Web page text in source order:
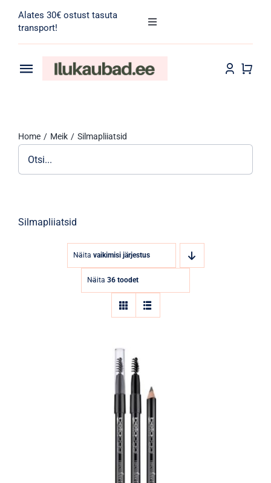
content
Alates 30€ ostust tasuta
transport!
Toggle
for:
Toggle
Näohooldus
Kehahooldus
Home Meik Silmapliiatsid
Silmapliiatsid
Näita vaikimisi järjestus
Näita 36 toodet